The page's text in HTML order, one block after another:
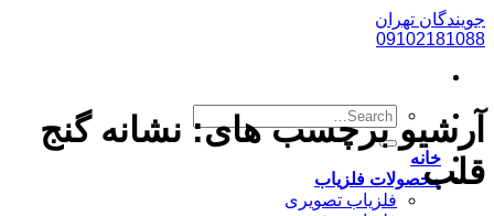
پرش
به
جویندگان تهران
09102181088
خانه
محصولات فلزیاب
فلزیاب تصویری
آرشیو برچسب های: نشانه گنج
قلب